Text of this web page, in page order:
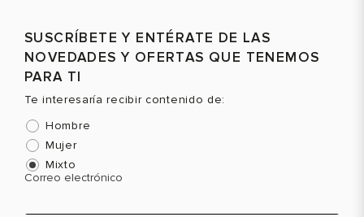
SUSCRÍBETE Y ENTÉRATE DE LAS
NOVEDADES Y OFERTAS QUE TENEMOS
PARA TI
Te interesaría recibir contenido de:
Hombre
Mujer
Mixto
Correo electrónico